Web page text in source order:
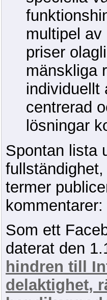
multipel
priser
mänskliga
individuellt
centrerad
lösningar
Spontan lista
termer
kommentarer:
Som ett
daterat den
hindren till
delaktighet,